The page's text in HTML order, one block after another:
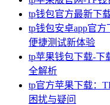
tp钱包官方最新下
tp钱包安卓app官
便捷测试新体验
tp苹果钱包下载-下
全解析
tp官方苹果下载：
困扰与疑问